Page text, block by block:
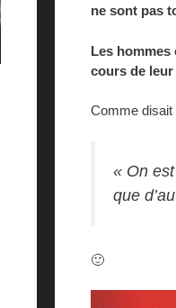
ne sont pas
Les hommes
cours de leur
Comme disait
« On
que
🙂